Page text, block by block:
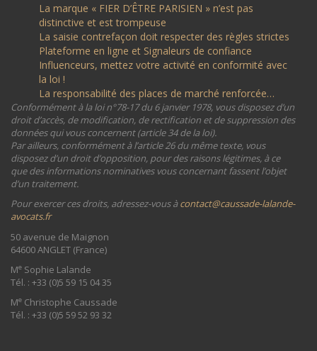
La marque « FIER D’ÊTRE PARISIEN » n’est pas
distinctive et est trompeuse
La saisie contrefaçon doit respecter des règles strictes
Plateforme en ligne et Signaleurs de confiance
Influenceurs, mettez votre activité en conformité avec
la loi !
La responsabilité des places de marché renforcée…
Conformément à la loi n°78-17 du 6 janvier 1978, vous disposez d’un
droit d’accès, de modification, de rectification et de suppression des
données qui vous concernent (article 34 de la loi).
Par ailleurs, conformément à l’article 26 du même texte, vous
disposez d’un droit d’opposition, pour des raisons légitimes, à ce
que des informations nominatives vous concernant fassent l’objet
d’un traitement.
Pour exercer ces droits, adressez-vous àcontact@caussade-lalande-
avocats.fr
50 avenue de Maignon
64600 ANGLET (France)
Me Sophie Lalande
Tél. : +33 (0)5 59 15 04 35
Me Christophe Caussade
Tél. : +33 (0)5 59 52 93 32